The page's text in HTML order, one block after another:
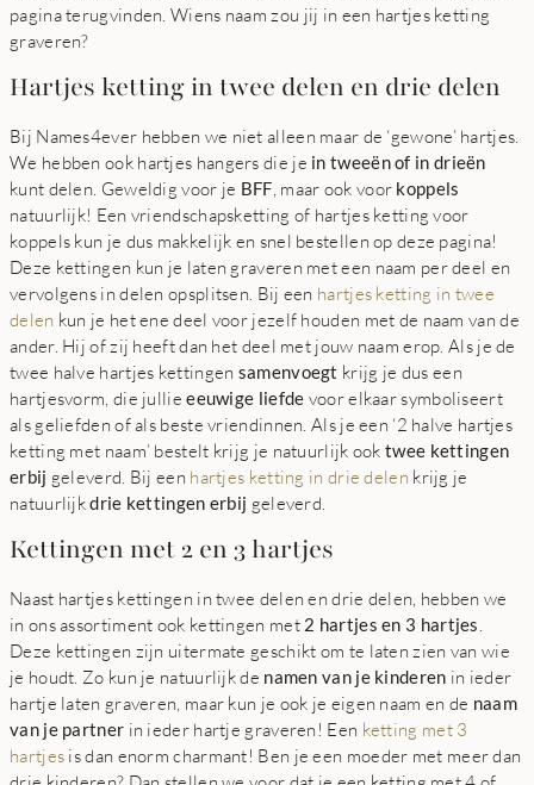
pagina terugvinden. Wiens naam zou jij in een hartjes ketting
graveren?
Hartjes ketting in twee delen en drie delen
Bij Names4ever hebben we niet alleen maar de ‘gewone’ hartjes.
We hebben ook hartjes hangers die je in tweeën of in drieën
kunt delen. Geweldig voor je BFF , maar ook voor koppels
natuurlijk! Een vriendschapsketting of hartjes ketting voor
koppels kun je dus makkelijk en snel bestellen op deze pagina!
Deze kettingen kun je laten graveren met een naam per deel en
vervolgens in delen opsplitsen. Bij een hartjes ketting in twee
delen kun je het ene deel voor jezelf houden met de naam van de
ander. Hij of zij heeft dan het deel met jouw naam erop. Als je de
twee halve hartjes kettingen samenvoegt krijg je dus een
hartjesvorm, die jullieeeuwige liefde voor elkaar symboliseert
als geliefden of als beste vriendinnen. Als je een ‘2 halve hartjes
ketting met naam’ bestelt krijg je natuurlijk ook twee kettingen
erbij geleverd. Bij een hartjes ketting in drie delen krijg je
natuurlijkdrie kettingen erbij geleverd.
Kettingen met 2 en 3 hartjes
Naast hartjes kettingen in twee delen en drie delen, hebben we
in ons assortiment ook kettingen met 2 hartjes en 3 hartjes
Deze kettingen zijn uitermate geschikt om te laten zien van wie
je houdt. Zo kun je natuurlijk de namen van je kinderen in ieder
hartje laten graveren, maar kun je ook je eigen naam en de naam
van je partner in ieder hartje graveren! Een ketting met 3
hartjes is dan enorm charmant! Ben je een moeder met meer dan